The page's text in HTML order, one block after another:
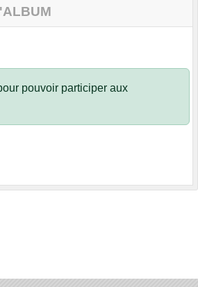
pouvoir participer aux